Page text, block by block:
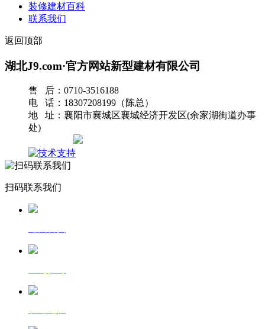
装修建材百科
联系我们
返回顶部
湖北J9.com·官方网站新型建材有限公司
售 后：0710-3516188
电 话：18307208199（陈总）
地 址：襄阳市襄城区襄城经济开发区(余家湖街道办事
处)
扫码联系我们